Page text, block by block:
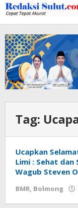
Lewati
ke
konten
Tag:
Ucapkan
Limi : Sehat dan
Wagub Steven
BMR, Bolmong